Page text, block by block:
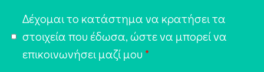
π
Δέχομαι το κατάστημα να κρατήσει τα
στοιχεία που έδωσα, ώστε να μπορεί να
επικοινωνήσει μαζί μου *